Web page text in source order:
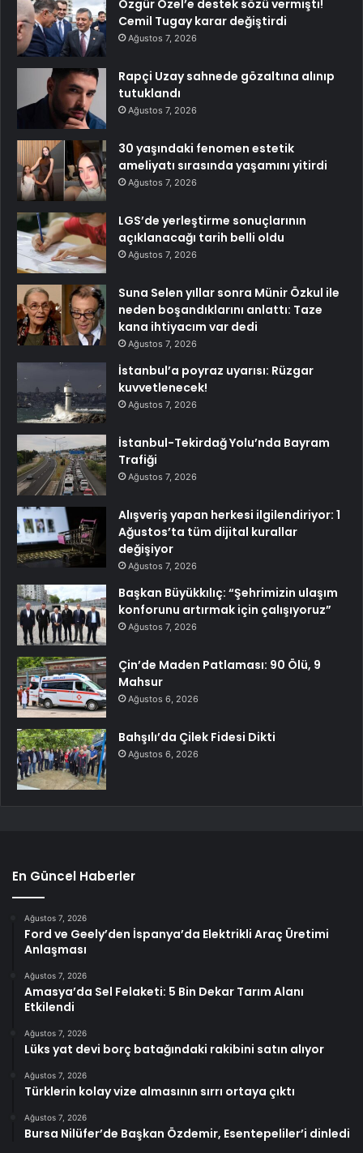
Özgür Özel’e destek sözü vermişti!
Cemil Tugay karar değiştirdi
Ağustos 7, 2026
Rapçi Uzay sahnede gözaltına alınıp
tutuklandı
Ağustos 7, 2026
30 yaşındaki fenomen estetik
ameliyatı sırasında yaşamını yitirdi
Ağustos 7, 2026
LGS’de yerleştirme sonuçlarının
açıklanacağı tarih belli oldu
Ağustos 7, 2026
Suna Selen yıllar sonra Münir Özkul ile
neden boşandıklarını anlattı: Taze
kana ihtiyacım var dedi
Ağustos 7, 2026
İstanbul’a poyraz uyarısı: Rüzgar
kuvvetlenecek!
Ağustos 7, 2026
İstanbul-Tekirdağ Yolu’nda Bayram
Trafiği
Ağustos 7, 2026
Alışveriş yapan herkesi ilgilendiriyor: 1
Ağustos’ta tüm dijital kurallar
değişiyor
Ağustos 7, 2026
Başkan Büyükkılıç: “Şehrimizin ulaşım
konforunu artırmak için çalışıyoruz”
Ağustos 7, 2026
Çin’de Maden Patlaması: 90 Ölü, 9
Mahsur
Ağustos 6, 2026
Bahşılı’da Çilek Fidesi Dikti
Ağustos 6, 2026
En Güncel Haberler
Ağustos 7, 2026
Ford ve Geely’den İspanya’da Elektrikli Araç Üretimi
Anlaşması
Ağustos 7, 2026
Amasya’da Sel Felaketi: 5 Bin Dekar Tarım Alanı
Etkilendi
Ağustos 7, 2026
Lüks yat devi borç batağındaki rakibini satın alıyor
Ağustos 7, 2026
Türklerin kolay vize almasının sırrı ortaya çıktı
Ağustos 7, 2026
Bursa Nilüfer’de Başkan Özdemir, Esentepeliler’i dinledi